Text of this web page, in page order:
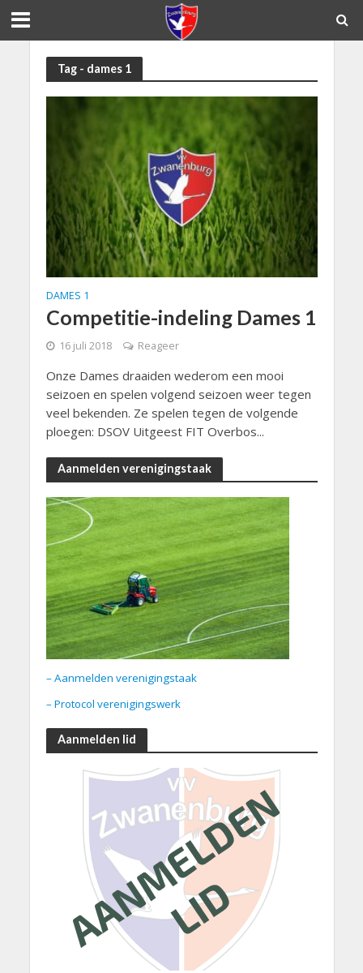
Tag - dames 1
DAMES 1
Competitie-indeling Dames 1
16 juli 2018 Reageer
Onze Dames draaiden wederom een mooi
seizoen en spelen volgend seizoen weer tegen
veel bekenden. Ze spelen tegen de volgende
ploegen: DSOV Uitgeest FIT Overbos...
Aanmelden verenigingstaak
– Aanmelden verenigingstaak
– Protocol verenigingswerk
Aanmelden lid